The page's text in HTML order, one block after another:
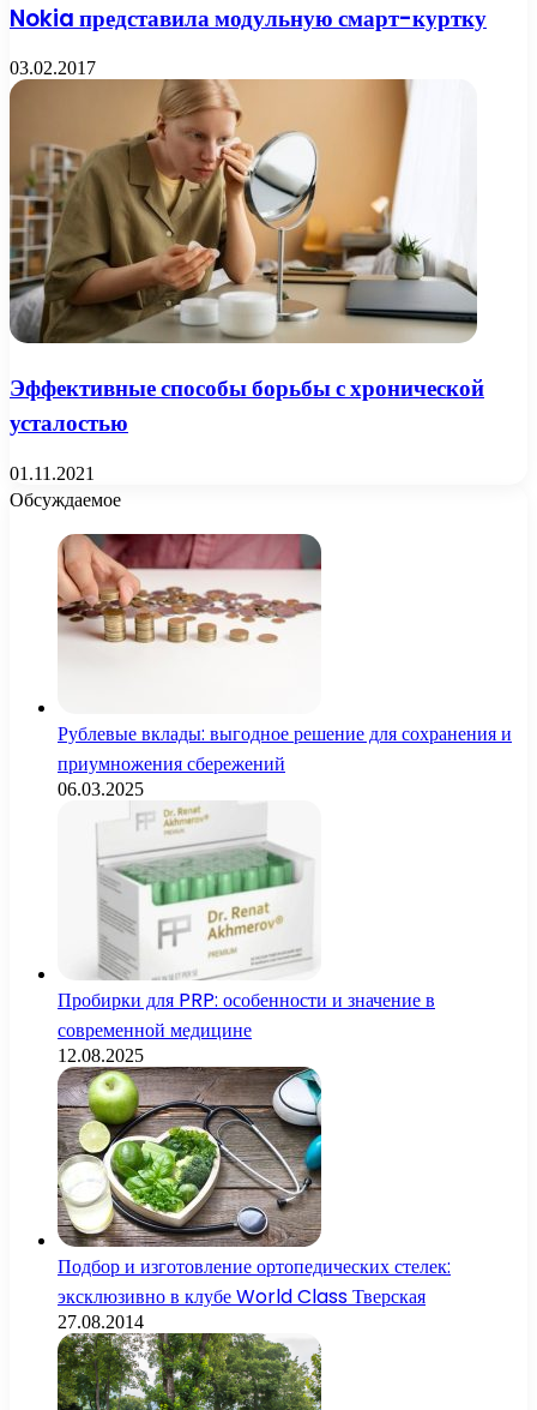
Nokia представила модульную смарт-куртку
03.02.2017
Эффективные способы борьбы с хронической
усталостью
01.11.2021
Обсуждаемое
Рублевые вклады: выгодное решение для сохранения и
приумножения сбережений
06.03.2025
Пробирки для PRP: особенности и значение в
современной медицине
12.08.2025
Подбор и изготовление ортопедических стелек:
эксклюзивно в клубе World Class Тверская
27.08.2014